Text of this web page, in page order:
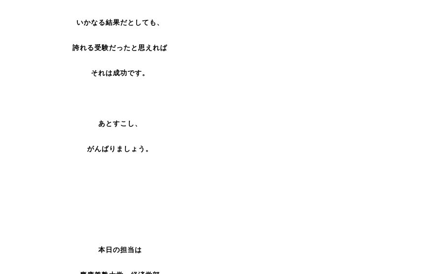
いかなる結果だとしても、
誇れる受験だったと思えれば
それは成功です。
あとすこし、
がんばりましょう。
本日の担当は